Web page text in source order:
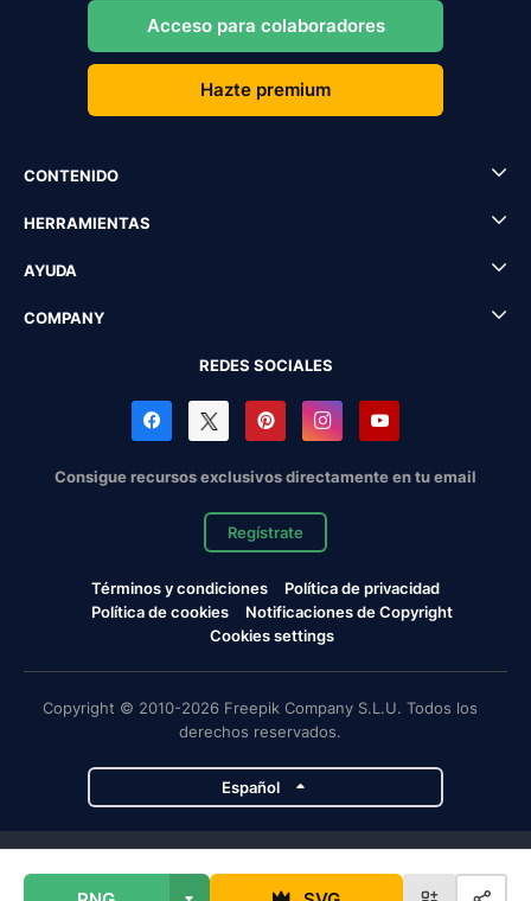
Acceso para colaboradores
Hazte premium
CONTENIDO
HERRAMIENTAS
AYUDA
COMPANY
REDES SOCIALES
Consigue recursos exclusivos directamente en tu email
Regístrate
Términos y condiciones
Política de privacidad
Política de cookies
Notificaciones de Copyright
Cookies settings
Copyright © 2010-2026 Freepik Company S.L.U. Todos los
derechos reservados.
Español